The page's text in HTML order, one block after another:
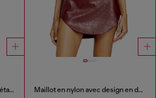
T-shirt en coton avec Oval D métallique Maillot en nylon avec design en dentelle